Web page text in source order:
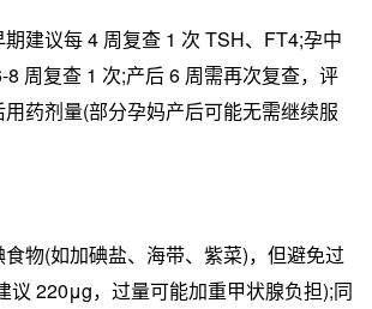
议每 4 周复查 1 次 TSH、FT4;孕中
8 周复查 1 次;产后 6 周需再次复查，评
药剂量(部分孕妈产后可能无需继续服
(如加碘盐、海带、紫菜)，但避免过
议 220μg，过量可能加重甲状腺负担);同